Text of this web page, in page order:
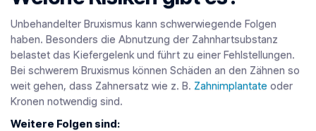
Unbehandelter Bruxismus kann schwerwiegende Folgen
haben. Besonders die Abnutzung der Zahnhartsubstanz
belastet das Kiefergelenk und führt zu einer Fehlstellungen.
Bei schwerem Bruxismus können Schäden an den Zähnen so
weit gehen, dass Zahnersatz wie z. B. Zahnimplantate oder
Kronen notwendig sind.
Weitere Folgen sind: